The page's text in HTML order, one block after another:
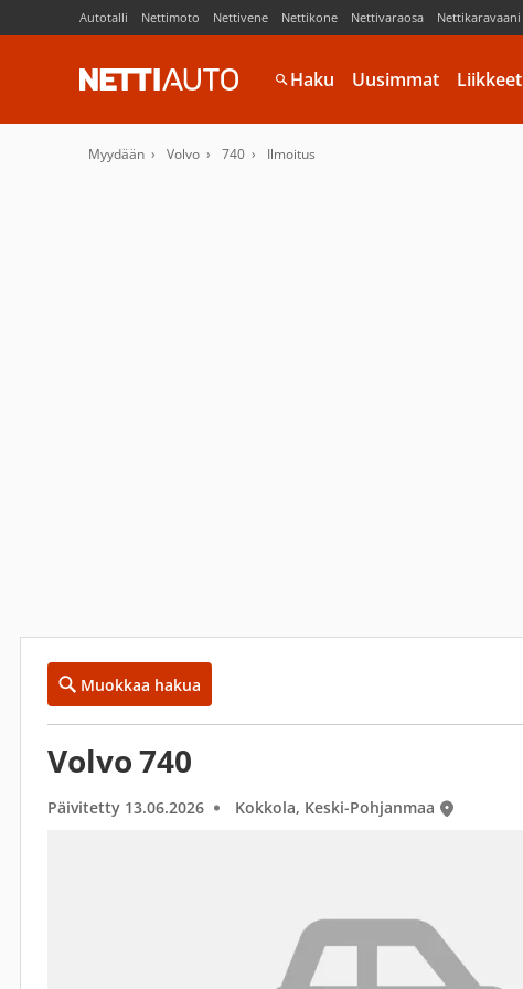
Autotalli Nettimoto Nettivene Nettikone Nettivaraosa Nettikaravaani
Haku Uusimmat Liikkeet
Myydään Volvo 740 Ilmoitus
Muokkaa hakua
Volvo 740
Päivitetty 13.06.2026 Kokkola, Keski-Pohjanmaa